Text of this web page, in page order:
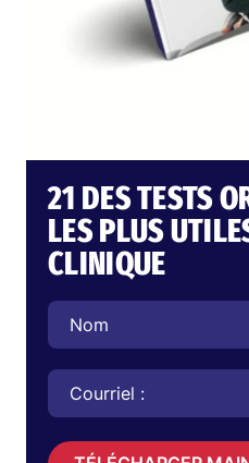
21 DES TESTS
LES PLUS
CLINIQUE